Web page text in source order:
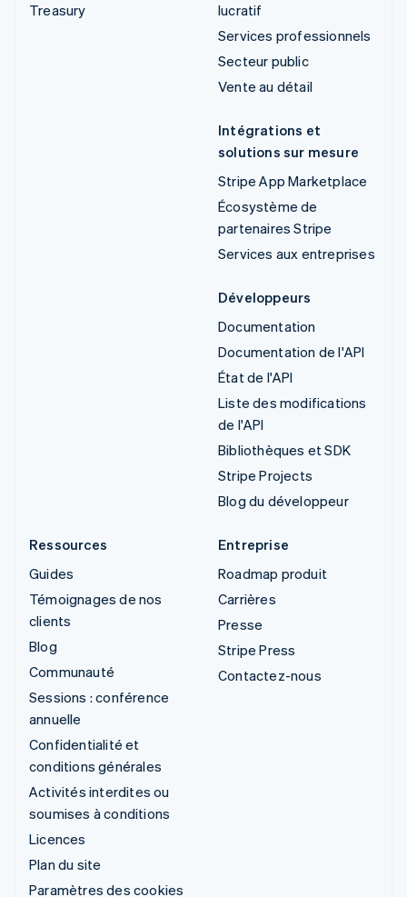
Treasury
lucratif
Services professionnels
Secteur public
Vente au détail
Intégrations et
solutions sur mesure
Stripe App Marketplace
Écosystème de
partenaires Stripe
Services aux entreprises
Développeurs
Documentation
Documentation de l'API
État de l'API
Liste des modifications
de l'API
Bibliothèques et SDK
Stripe Projects
Blog du développeur
Ressources
Guides
Témoignages de nos
clients
Blog
Communauté
Sessions : conférence
annuelle
Confidentialité et
conditions générales
Activités interdites ou
soumises à conditions
Licences
Plan du site
Paramètres des cookies
Entreprise
Roadmap produit
Carrières
Presse
Stripe Press
Contactez-nous